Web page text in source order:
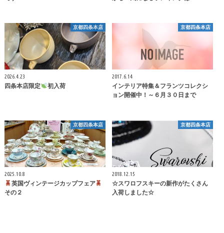
京都四条本店
2026.4.23
四条本店限定 初入荷
京都四条本店
2017.6.14
インテリア特集＆フランツコレクシ
ョン開催中！～６月３０日まで
京都四条本店
2025.10.8
英国ヴィンテージカップフェア
その２
京都四条本店
2018.12.15
☆スワロフスキーの新作がたくさん
入荷しました☆